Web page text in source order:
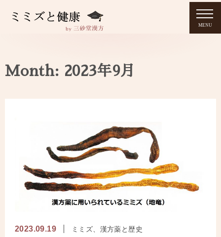
MENU
Month: 2023年9月
2023.09.19 ミミズ、漢方薬と歴史